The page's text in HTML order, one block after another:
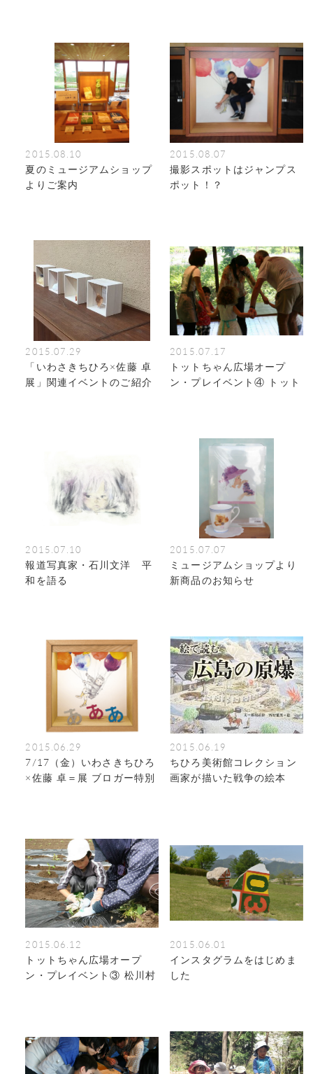
2015.08.10
夏のミュージアムショップ
よりご案内
2015.08.07
撮影スポットはジャンプス
ポット！？
2015.07.29
「いわさきちひろ×佐藤 卓
展」関連イベントのご紹介
2015.07.17
トットちゃん広場オープ
ン・プレイベント④ トット
2015.07.10
報道写真家・石川文洋 平
和を語る
2015.07.07
ミュージアムショップより
新商品のお知らせ
2015.06.29
7/17（金）いわさきちひろ
×佐藤 卓＝展 ブロガー特別
2015.06.19
ちひろ美術館コレクション
画家が描いた戦争の絵本
2015.06.12
トットちゃん広場オープ
ン・プレイベント③ 松川村
2015.06.01
インスタグラムをはじめま
した